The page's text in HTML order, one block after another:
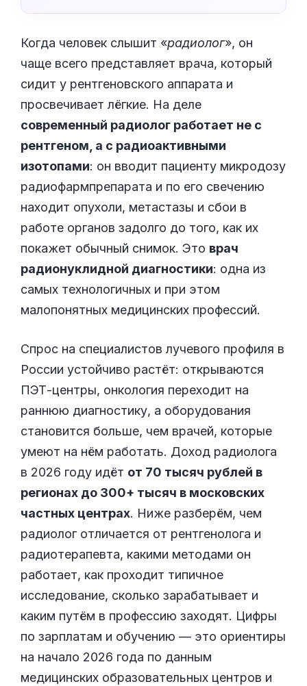
Когда человек слышит «радиолог», он
чаще всего представляет врача, который
сидит у рентгеновского аппарата и
просвечивает лёгкие. На деле
современный радиолог работает не с
рентгеном, а с радиоактивными
изотопами: он вводит пациенту микродозу
радиофармпрепарата и по его свечению
находит опухоли, метастазы и сбои в
работе органов задолго до того, как их
покажет обычный снимок. Это врач
радионуклидной диагностики: одна из
самых технологичных и при этом
малопонятных медицинских профессий.
Спрос на специалистов лучевого профиля в
России устойчиво растёт: открываются
ПЭТ-центры, онкология переходит на
раннюю диагностику, а оборудования
становится больше, чем врачей, которые
умеют на нём работать. Доход радиолога
в 2026 году идёт от 70 тысяч рублей в
регионах до 300+ тысяч в московских
частных центрах. Ниже разберём, чем
радиолог отличается от рентгенолога и
радиотерапевта, какими методами он
работает, как проходит типичное
исследование, сколько зарабатывает и
каким путём в профессию заходят. Цифры
по зарплатам и обучению — это ориентиры
на начало 2026 года по данным
медицинских образовательных центров и